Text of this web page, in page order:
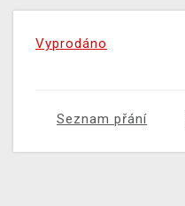
Vyprodáno
Seznam přání